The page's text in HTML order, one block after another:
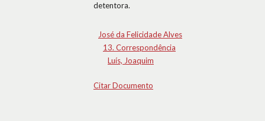
detentora.
José da Felicidade Alves
13. Correspondência
Luís, Joaquim
Citar Documento